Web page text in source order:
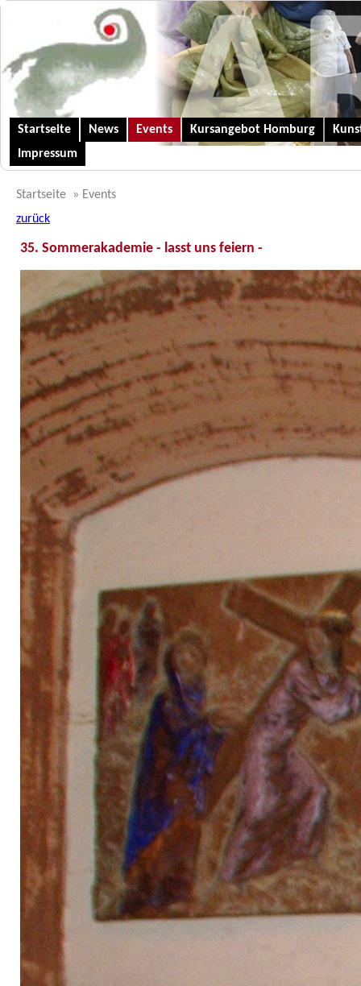
Startseite News Events Kursangebot Homburg
Impressum
Startseite » Events
zurück
35. Sommerakademie - lasst uns feiern -